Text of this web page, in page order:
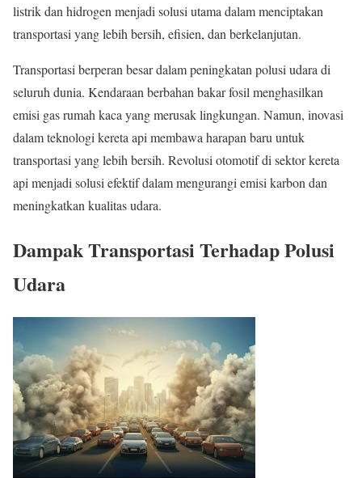
listrik dan hidrogen menjadi solusi utama dalam menciptakan
transportasi yang lebih bersih, efisien, dan berkelanjutan.
Transportasi berperan besar dalam peningkatan polusi udara di
seluruh dunia. Kendaraan berbahan bakar fosil menghasilkan
emisi gas rumah kaca yang merusak lingkungan. Namun, inovasi
dalam teknologi kereta api membawa harapan baru untuk
transportasi yang lebih bersih. Revolusi otomotif di sektor kereta
api menjadi solusi efektif dalam mengurangi emisi karbon dan
meningkatkan kualitas udara.
Dampak Transportasi Terhadap Polusi
Udara